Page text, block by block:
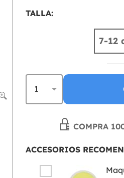
TALLA:
7-12
COMPRA
ACCESORIOS